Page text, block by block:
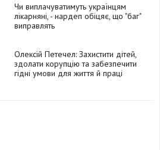
Чи виплачуватимуть українцям
лікарняні, - нардеп обіцяє, що "баг"
виправлять
Олексій Петечел: Захистити дітей,
здолати корупцію та забезпечити
гідні умови для життя й праці